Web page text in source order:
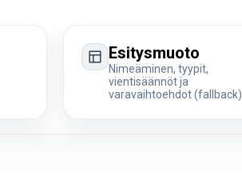
Esitysmuoto
Nimeäminen, tyypit,
vientisäännöt ja
varavaihtoehdot (fallback).